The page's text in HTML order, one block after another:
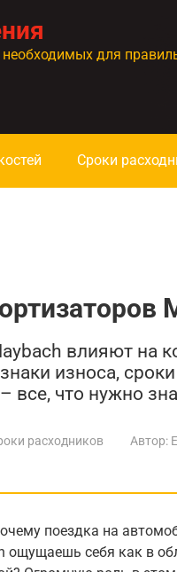
для
Сроки
влияют на
износа,
все, что нужно
расходников Автор:
поездка на
ощущаешь себя как в